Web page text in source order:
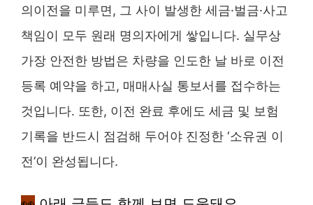
의이전을 미루면, 그 사이 발생한 세금·벌금·사고
책임이 모두 원래 명의자에게 쌓입니다. 실무상
가장 안전한 방법은 차량을 인도한 날 바로 이전
등록 예약을 하고, 매매사실 통보서를 접수하는
것입니다. 또한, 이전 완료 후에도 세금 및 보험
기록을 반드시 점검해 두어야 진정한 ‘소유권 이
전’이 완성됩니다.